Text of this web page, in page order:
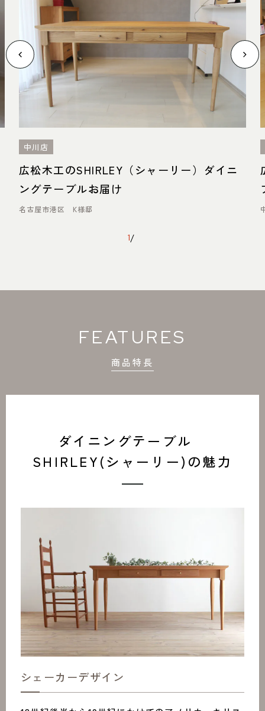
中川店
広松木工のSHIRLEY（シャーリー）ダイニ
ングテーブルお届け
名古屋市港区 K様邸
1/
FEATURES
商品特長
ダイニングテーブル
SHIRLEY(シャーリー)の魅力
シェーカーデザイン